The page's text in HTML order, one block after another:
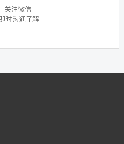
关注微信
时沟通了解